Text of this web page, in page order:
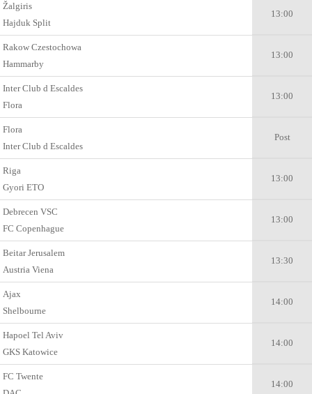
Žalgiris
Hajduk Split
13:00
Rakow Czestochowa
Hammarby
13:00
Inter Club d Escaldes
Flora
13:00
Flora
Inter Club d Escaldes
Post
Riga
Gyоri ETO
13:00
Debrecen VSC
FC Copenhague
13:00
Beitar Jerusalem
Austria Viena
13:30
Ajax
Shelbourne
14:00
Hapoel Tel Aviv
GKS Katowice
14:00
FC Twente
14:00